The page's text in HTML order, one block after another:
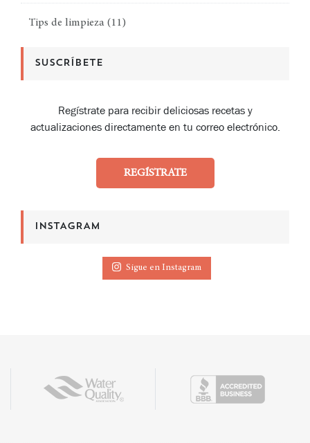
Tips de limpieza (11)
SUSCRÍBETE
Regístrate para recibir deliciosas recetas y
actualizaciones directamente en tu correo electrónico.
REGÍSTRATE
INSTAGRAM
Sigue en Instagram